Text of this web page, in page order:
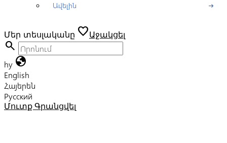
Ավելին
arrow_right_alt
Մեր տեսլականը favoriteԱջակցել
search
hy globe
English
Հայերեն
Русский
Մուտք Գրանցվել